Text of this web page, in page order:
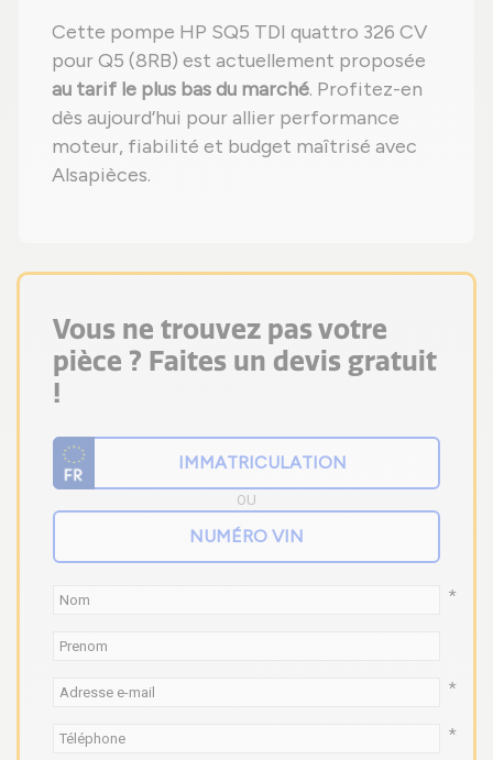
Cette pompe HP SQ5 TDI quattro 326 CV
pour Q5 (8RB) est actuellement proposée
au tarif le plus bas du marché. Profitez-en
dès aujourd’hui pour allier performance
moteur, fiabilité et budget maîtrisé avec
Alsapièces.
Vous ne trouvez pas votre
pièce ? Faites un devis gratuit
!
OU
*
*
*